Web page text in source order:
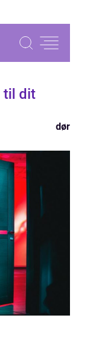
til dit
dør